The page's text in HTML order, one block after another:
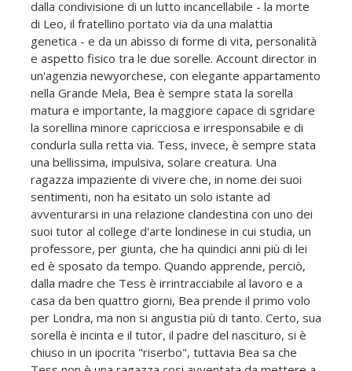
dalla condivisione di un lutto incancellabile - la morte
di Leo, il fratellino portato via da una malattia
genetica - e da un abisso di forme di vita, personalità
e aspetto fisico tra le due sorelle. Account director in
un'agenzia newyorchese, con elegante appartamento
nella Grande Mela, Bea è sempre stata la sorella
matura e importante, la maggiore capace di sgridare
la sorellina minore capricciosa e irresponsabile e di
condurla sulla retta via. Tess, invece, è sempre stata
una bellissima, impulsiva, solare creatura. Una
ragazza impaziente di vivere che, in nome dei suoi
sentimenti, non ha esitato un solo istante ad
avventurarsi in una relazione clandestina con uno dei
suoi tutor al college d'arte londinese in cui studia, un
professore, per giunta, che ha quindici anni più di lei
ed è sposato da tempo. Quando apprende, perciò,
dalla madre che Tess è irrintracciabile al lavoro e a
casa da ben quattro giorni, Bea prende il primo volo
per Londra, ma non si angustia più di tanto. Certo, sua
sorella è incinta e il tutor, il padre del nascituro, si è
chiuso in un ipocrita "riserbo", tuttavia Bea sa che